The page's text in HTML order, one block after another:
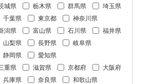
城県 栃木県 群馬県
埼玉県
千葉県
東京都 神奈川県
潟県 富山県 石川県
福井県
山梨県
長野県
岐阜県
静岡県
愛知県
重県 滋賀県 京都府
大阪府
兵庫県
奈良県 和歌山県